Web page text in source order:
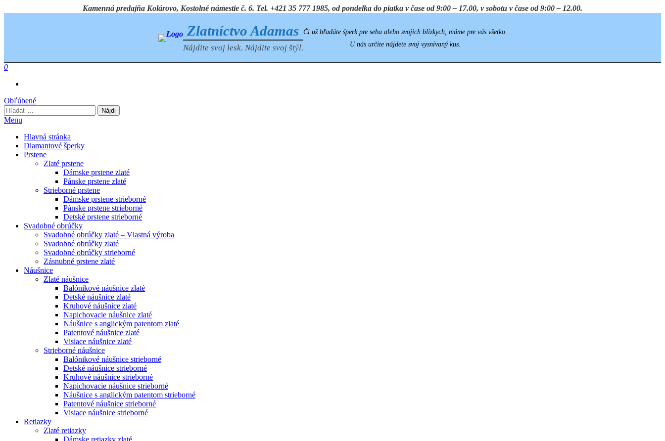
Kamenná predajňa Kolárovo, Kostolné námestie č. 6. Tel. +421 35 777 1985, od pondelka do piatka v čase od 9:00 – 17.00, v sobotu v čase od 9:00 – 12.00.
Zlatníctvo Adamas
Nájdite svoj lesk. Nájdite svoj štýl.
Či už hľadáte šperk pre seba alebo svojich blízkych, máme pre vás všetko.
U nás určite nájdete svoj vysnívaný kus.
0
Obľúbené
Hľadať:
Menu
Hlavná stránka
Diamantové šperky
Prstene
Zlaté prstene
Dámske prstene zlaté
Pánske prstene zlaté
Strieborné prstene
Dámske prstene strieborné
Pánske prstene strieborné
Detské prstene strieborné
Svadobné obrúčky
Svadobné obrúčky zlaté – Vlastná výroba
Svadobné obrúčky zlaté
Svadobné obrúčky strieborné
Zásnubné prstene zlaté
Náušnice
Zlaté náušnice
Balónikové náušnice zlaté
Detské náušnice zlaté
Kruhové náušnice zlaté
Napichovacie náušnice zlaté
Náušnice s anglickým patentom zlaté
Patentové náušnice zlaté
Visiace náušnice zlaté
Strieborné náušnice
Balónikové náušnice strieborné
Detské náušnice strieborné
Kruhové náušnice strieborné
Napichovacie náušnice strieborné
Náušnice s anglickým patentom strieborné
Patentové náušnice strieborné
Visiace náušnice strieborné
Retiazky
Zlaté retiazky
Dámske retiazky zlaté